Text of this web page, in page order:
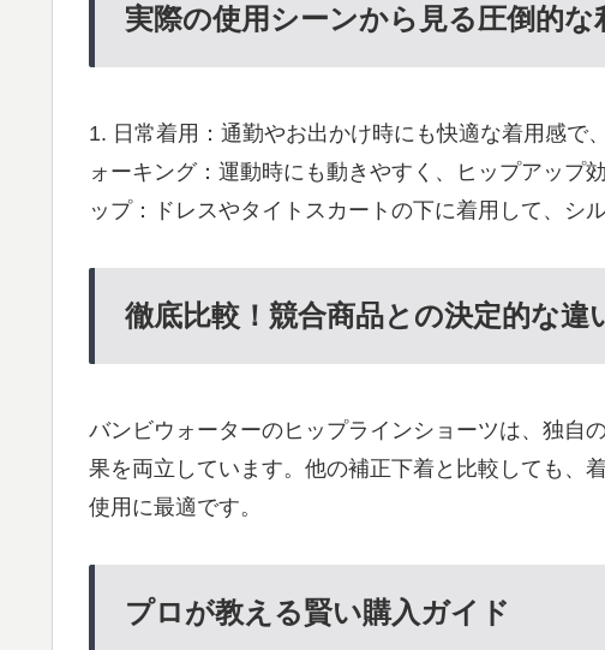
実際の使用シーンから見る圧倒的な
1. 日常着用：通勤やお出かけ時にも快適な着用感で
ォーキング：運動時にも動きやすく、ヒップアップ
ップ：ドレスやタイトスカートの下に着用して、シ
徹底比較！競合商品との決定的な違
バンビウォーターのヒップラインショーツは、独自
果を両立しています。他の補正下着と比較しても、
使用に最適です。
プロが教える賢い購入ガイド